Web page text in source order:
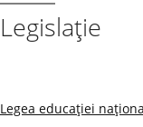
Legislaţie
Legea educaţiei